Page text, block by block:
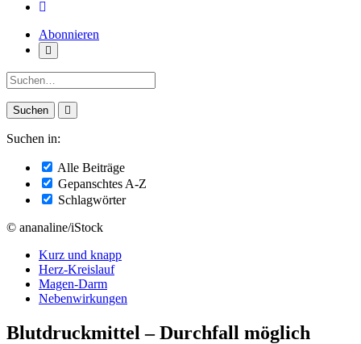
Abonnieren
Suche:
Suchen in:
Alle Beiträge
Gepanschtes A-Z
Schlagwörter
© ananaline/iStock
Kurz und knapp
Herz-Kreislauf
Magen-Darm
Nebenwirkungen
Blutdruckmittel – Durchfall möglich